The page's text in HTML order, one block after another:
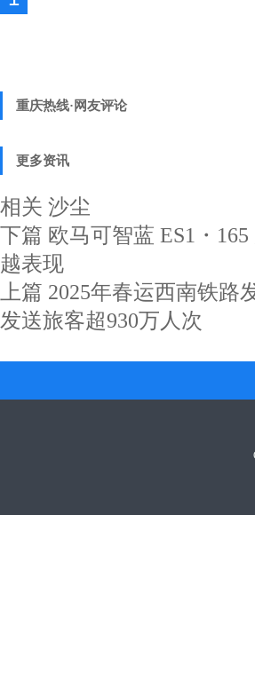
重庆热线·网友评论
更多资讯
相关 沙尘
下篇 欧马可智蓝 ES1・
越表现
上篇 2025年春运西南铁路
发送旅客超930万人次